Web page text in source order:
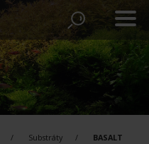
Substráty BASALT